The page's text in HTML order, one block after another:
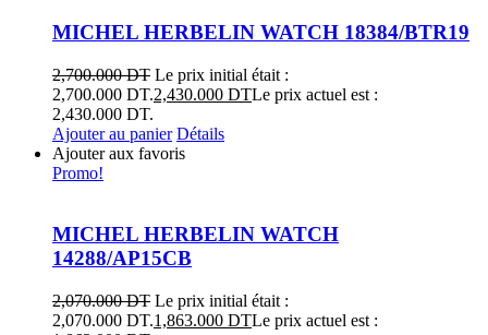
MICHEL HERBELIN WATCH 18384/BTR19
2,700.000DT Le prix initial était :
2,700.000 DT.2,430.000 DTLe prix actuel est :
2,430.000 DT.
Ajouter au panier Détails
Ajouter aux favoris
Promo!
MICHEL HERBELIN WATCH
14288/AP15CB
2,070.000DT Le prix initial était :
2,070.000 DT.1,863.000 DTLe prix actuel est :